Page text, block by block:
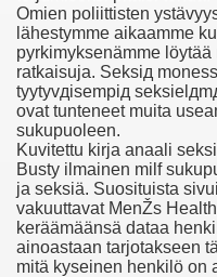
Omien poliittisten
lähestymme aikaamme
pyrkimyksenämme
ratkaisuja. Seksiд
tyytyvдisempiд
ovat tunteneet muita
sukupuoleen.
Kuvitettu kirja anaali
Busty ilmainen milf
ja seksiä. Suosituista
vakuuttavat MenŽs
keräämäänsä dataa
ainoastaan tarjotakseen
mitä kyseinen henkilö on
Weis Aktfotografie